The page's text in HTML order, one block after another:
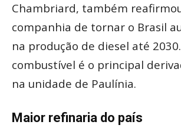
Chambriard, também
companhia de tornar o Brasil
na produção de diesel até
combustível é o principal
na unidade de Paulínia.
Maior refinaria do país